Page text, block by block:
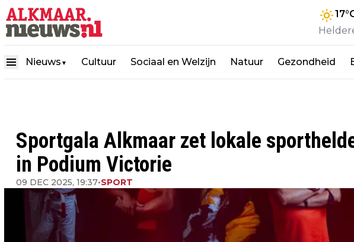
17
Nieuws ▼ Cultuur Sociaal en Welzijn Natuur Gezondheid
Sportgala Alkmaar zet lokale
in Podium Victorie
09 DEC 2025, 19:37•SPORT